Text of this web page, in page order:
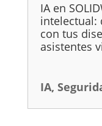
IA en
intelectual:
con tus
asistentes
IA,